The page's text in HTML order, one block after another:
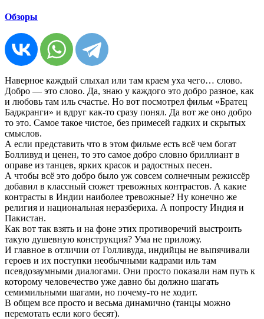
Обзоры
Наверное каждый слыхал или там краем уха чего… слово.
Добро — это слово. Да, знаю у каждого это добро разное, как
и любовь там иль счастье. Но вот посмотрел фильм «Братец
Баджранги» и вдруг как-то сразу понял. Да вот же оно добро
то это. Самое такое чистое, без примесей гадких и скрытых
смыслов.
А если представить что в этом фильме есть всё чем богат
Болливуд и ценен, то это самое добро словно бриллиант в
оправе из танцев, ярких красок и радостных песен.
А чтобы всё это добро было уж совсем солнечным режиссёр
добавил в классный сюжет тревожных контрастов. А какие
контрасты в Индии наиболее тревожные? Ну конечно же
религия и национальная неразбериха. А попросту Индия и
Пакистан.
Как вот так взять и на фоне этих противоречий выстроить
такую душевную конструкция? Ума не приложу.
И главное в отличии от Голливуда, индийцы не выпячивали
героев и их поступки необычными кадрами иль там
псевдозаумными диалогами. Они просто показали нам путь к
которому человечество уже давно бы должно шагать
семимильными шагами, но почему-то не ходит.
В общем все просто и весьма динамично (танцы можно
перемотать если кого бесят).